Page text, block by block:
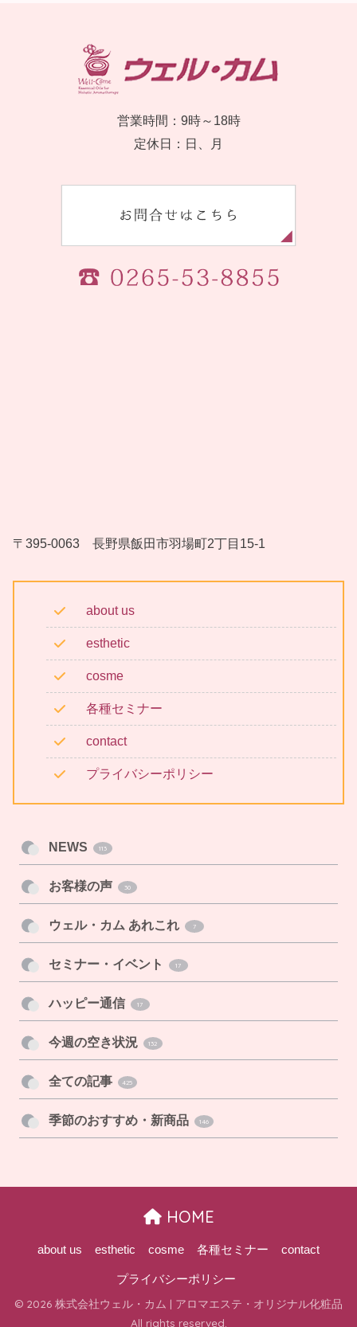
営業時間：9時～18時
定休日：日、月
〒395-0063 長野県飯田市羽場町2丁目15-1
about us
esthetic
cosme
各種セミナー
contact
プライバシーポリシー
NEWS 113
お客様の声 30
ウェル・カム あれこれ 7
セミナー・イベント 17
ハッピー通信 17
今週の空き状況 132
全ての記事 425
季節のおすすめ・新商品 146
HOME
about us esthetic cosme 各種セミナー contact
プライバシーポリシー
© 2026 株式会社ウェル・カム | アロマエステ・オリジナル化粧品
All rights reserved.